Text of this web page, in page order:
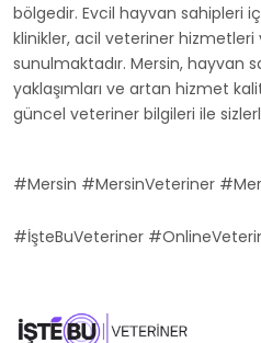
bölgedir. Evcil hayvan sahipleri
klinikler, acil veteriner
sunulmaktadır. Mersin, hayvan
yaklaşımları ve artan hizmet
güncel veteriner bilgileri ile
#Mersin #MersinVeteriner
#İşteBuVeteriner